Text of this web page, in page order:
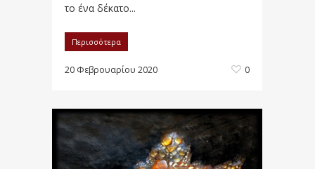
το ένα δέκατο...
Περισσότερα
20 Φεβρουαρίου 2020 0